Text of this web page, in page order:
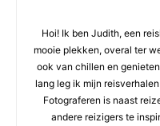
Hoi! Ik ben Judith, een
mooie plekken, overal ter
ook van chillen en
lang leg ik mijn
Fotograferen is naast
andere reizigers te